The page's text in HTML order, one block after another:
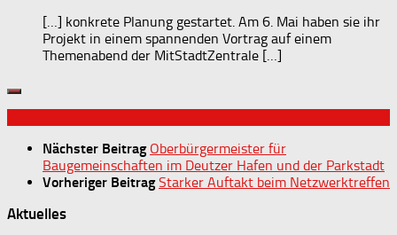
[…] konkrete Planung gestartet. Am 6. Mai haben sie ihr
Projekt in einem spannenden Vortrag auf einem
Themenabend der MitStadtZentrale […]
Nächster Beitrag Oberbürgermeister für
Baugemeinschaften im Deutzer Hafen und der Parkstadt
Vorheriger Beitrag Starker Auftakt beim Netzwerktreffen
Aktuelles